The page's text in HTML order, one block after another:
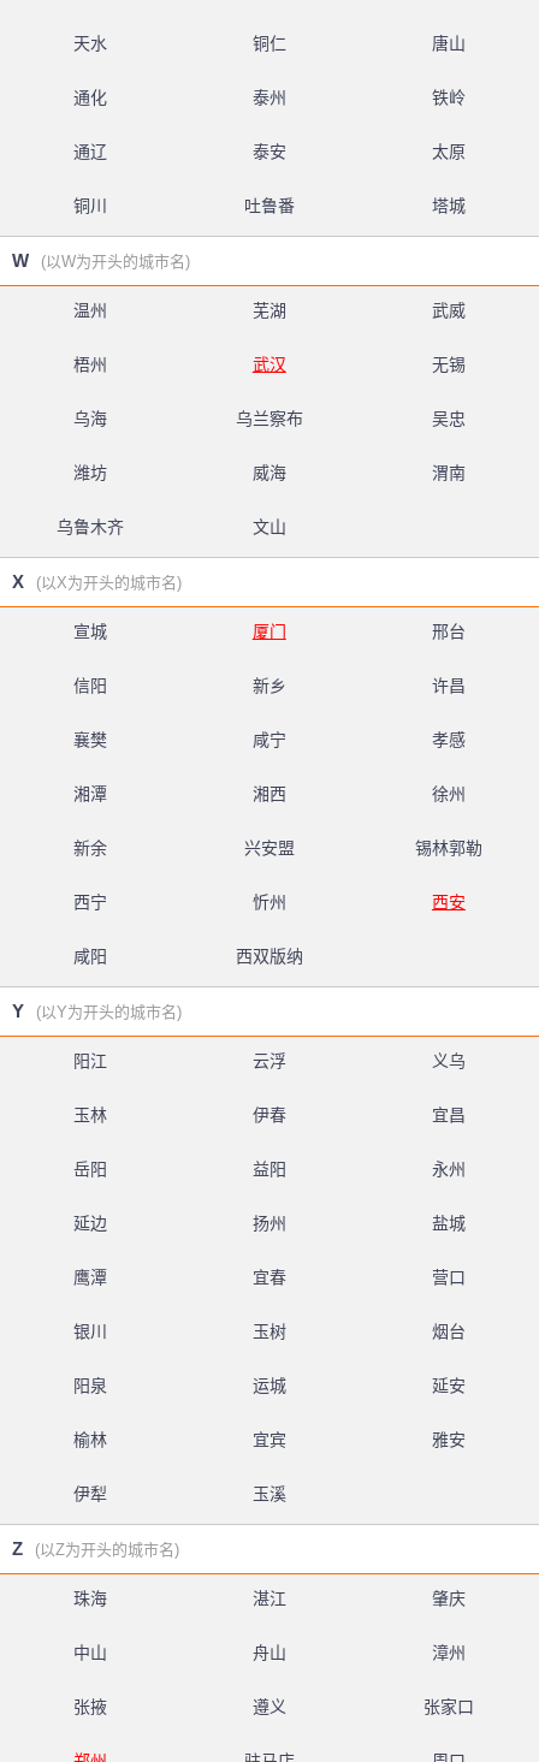
天水 铜仁 唐山
通化 泰州 铁岭
通辽 泰安 太原
铜川 吐鲁番 塔城
W (以W为开头的城市名)
温州 芜湖 武威
梧州 武汉 无锡
乌海 乌兰察布 吴忠
潍坊 威海 渭南
乌鲁木齐 文山
X (以X为开头的城市名)
宣城 厦门 邢台
信阳 新乡 许昌
襄樊 咸宁 孝感
湘潭 湘西 徐州
新余 兴安盟 锡林郭勒
西宁 忻州 西安
咸阳 西双版纳
Y (以Y为开头的城市名)
阳江 云浮 义乌
玉林 伊春 宜昌
岳阳 益阳 永州
延边 扬州 盐城
鹰潭 宜春 营口
银川 玉树 烟台
阳泉 运城 延安
榆林 宜宾 雅安
伊犁 玉溪
Z (以Z为开头的城市名)
珠海 湛江 肇庆
中山 舟山 漳州
张掖 遵义 张家口